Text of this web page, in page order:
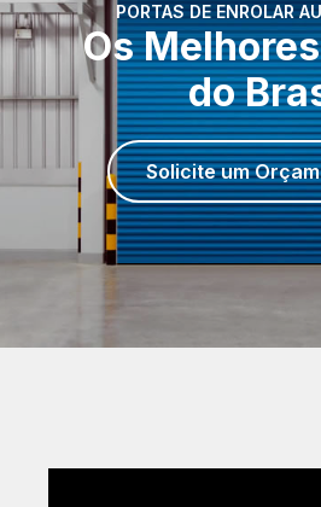
PORTAS DE ENROLAR
Os
do
Solicite um